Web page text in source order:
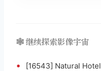
🕸️ 继续探索影像宇宙
• [16543] Natural Hotel